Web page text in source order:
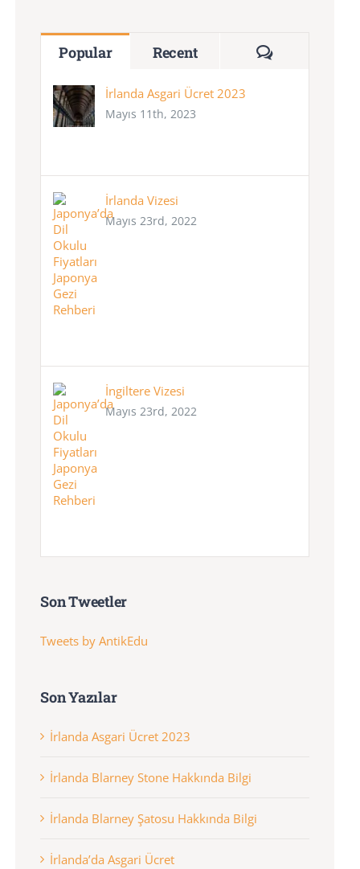
Popular Recent Comments
İrlanda Asgari Ücret 2023
Mayıs 11th, 2023
İrlanda Vizesi
Mayıs 23rd, 2022
İngiltere Vizesi
Mayıs 23rd, 2022
Son Tweetler
Tweets by AntikEdu
Son Yazılar
İrlanda Asgari Ücret 2023
İrlanda Blarney Stone Hakkında Bilgi
İrlanda Blarney Şatosu Hakkında Bilgi
İrlanda’da Asgari Ücret